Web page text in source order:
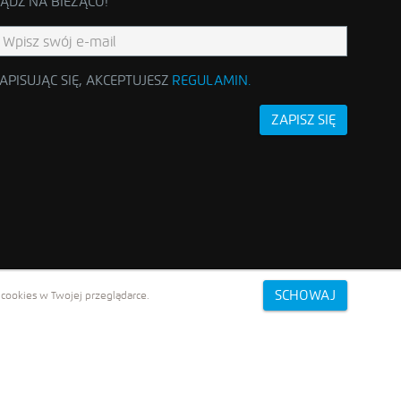
SIĘ, AKCEPTUJESZ REGULAMIN.
ZAPISZ SIĘ
w Twojej przeglądarce. SCHOWAJ